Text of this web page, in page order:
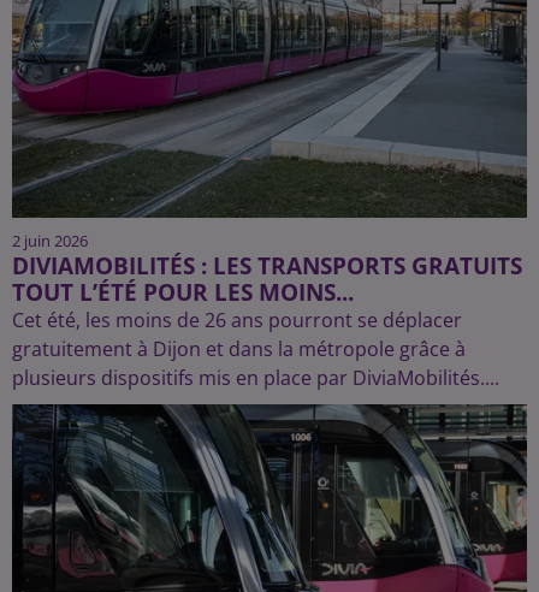
2 juin 2026
DIVIAMOBILITÉS : LES TRANSPORTS GRATUITS
TOUT L’ÉTÉ POUR LES MOINS...
Cet été, les moins de 26 ans pourront se déplacer
gratuitement à Dijon et dans la métropole grâce à
plusieurs dispositifs mis en place par DiviaMobilités....